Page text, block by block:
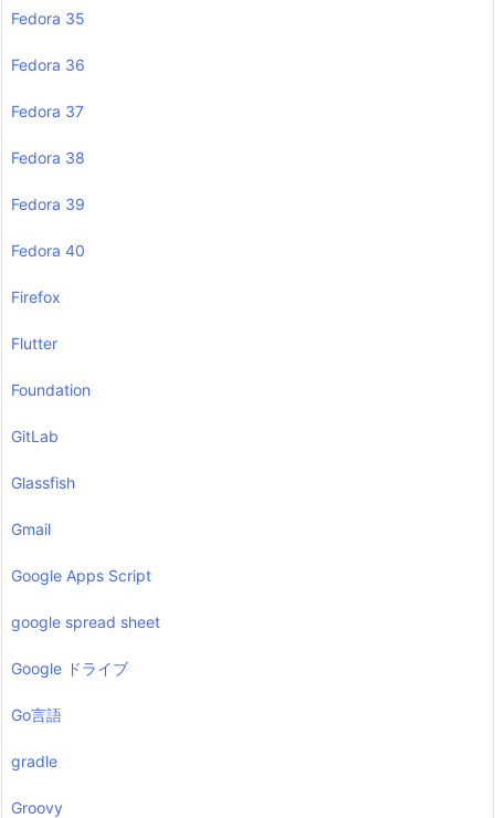
Fedora 35
Fedora 36
Fedora 37
Fedora 38
Fedora 39
Fedora 40
Firefox
Flutter
Foundation
GitLab
Glassfish
Gmail
Google Apps Script
google spread sheet
Google ドライブ
Go言語
gradle
Groovy